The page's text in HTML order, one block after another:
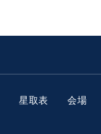
星取表 会場